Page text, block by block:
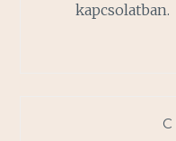
kapcsolatban.